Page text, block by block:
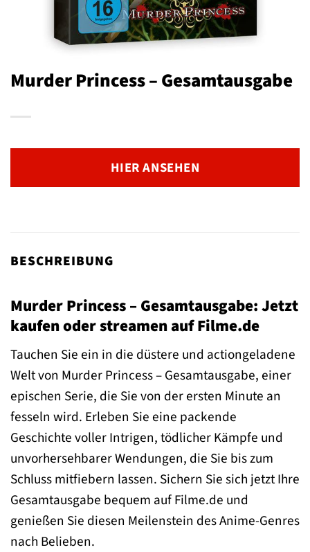
Murder Princess – Gesamtausgabe
HIER ANSEHEN
BESCHREIBUNG
Murder Princess – Gesamtausgabe: Jetzt
kaufen oder streamen auf Filme.de
Tauchen Sie ein in die düstere und actiongeladene
Welt von Murder Princess – Gesamtausgabe, einer
epischen Serie, die Sie von der ersten Minute an
fesseln wird. Erleben Sie eine packende
Geschichte voller Intrigen, tödlicher Kämpfe und
unvorhersehbarer Wendungen, die Sie bis zum
Schluss mitfiebern lassen. Sichern Sie sich jetzt Ihre
Gesamtausgabe bequem auf Filme.de und
genießen Sie diesen Meilenstein des Anime-Genres
nach Belieben.